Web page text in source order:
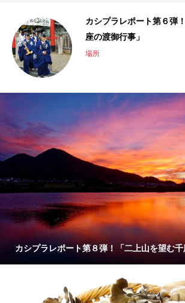
カシプラレポート第５弾
そ」￼
シゴト
カシプラレポート第８弾！「二上山を望む